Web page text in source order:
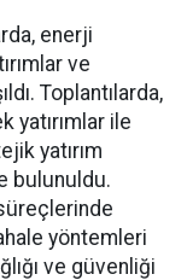
enerji
ve
Toplantılarda,
yatırımlar ile
yatırım
bulunuldu.
yöntemleri
ve güvenliği